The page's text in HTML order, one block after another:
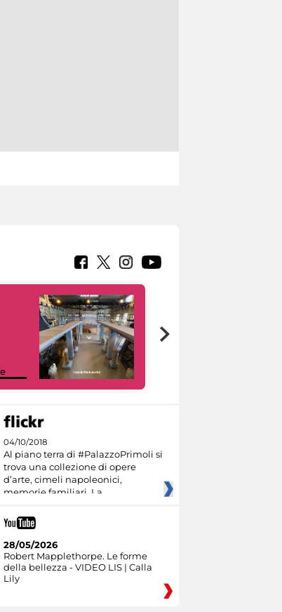
04/10/2018
Al piano terra di #PalazzoPrimoli si
trova una collezione di opere
d’arte, cimeli napoleonici,
memorie familiari. La
28/05/2026
Robert Mapplethorpe. Le forme
della bellezza - VIDEO LIS | Calla
Lily